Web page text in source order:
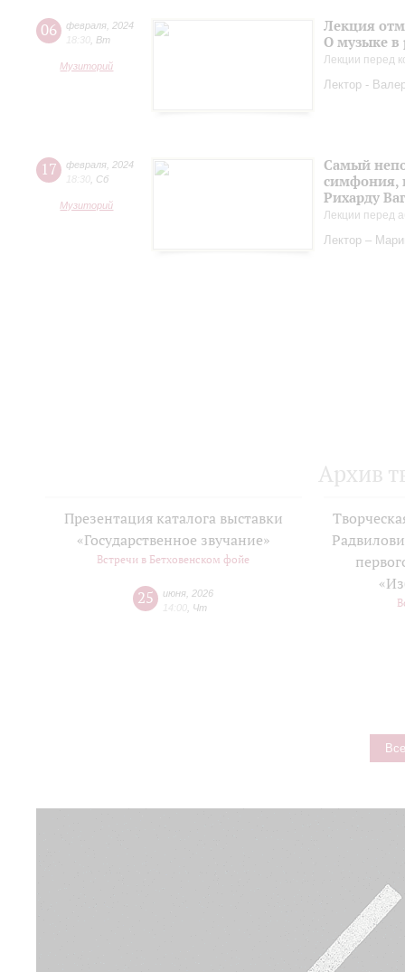
06 февраля 2024
18:30 Вт
Музиторий
Лекция
О музыке в
Лекции перед
Лектор -
17 февраля 2024
18:30 Сб
Музиторий
Самый
симфония,
Рихарду
Лекции перед
Лектор –
Архив
Презентация каталога выставки
«Государственное звучание»
Встречи в Бетховенском фойе
25 июня 2026
14:00 Чт